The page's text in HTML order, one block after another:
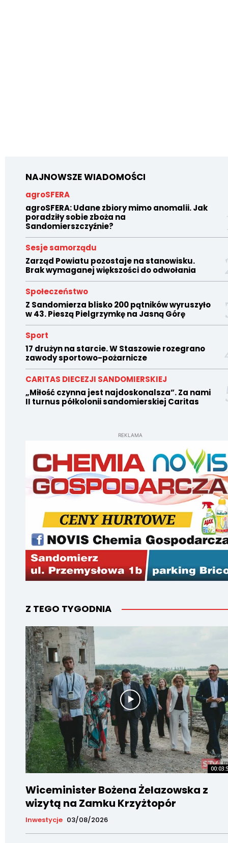
NAJNOWSZE WIADOMOŚCI
agroSFERA
agroSFERA: Udane zbiory mimo anomalii. Jak
poradziły sobie zboża na
Sandomierszczyźnie?
Sesje samorządu
Zarząd Powiatu pozostaje na stanowisku.
Brak wymaganej większości do odwołania
Społeczeństwo
Z Sandomierza blisko 200 pątników wyruszyło
w 43. Pieszą Pielgrzymkę na Jasną Górę
Sport
17 drużyn na starcie. W Staszowie rozegrano
zawody sportowo-pożarnicze
CARITAS DIECEZJI SANDOMIERSKIEJ
„Miłość czynna jest najdoskonalsza”. Za nami
II turnus półkolonii sandomierskiej Caritas
REKLAMA
Z TEGO TYGODNIA
Wiceminister Bożena Żelazowska z
wizytą na Zamku Krzyżtopór
Inwestycje 03/08/2026